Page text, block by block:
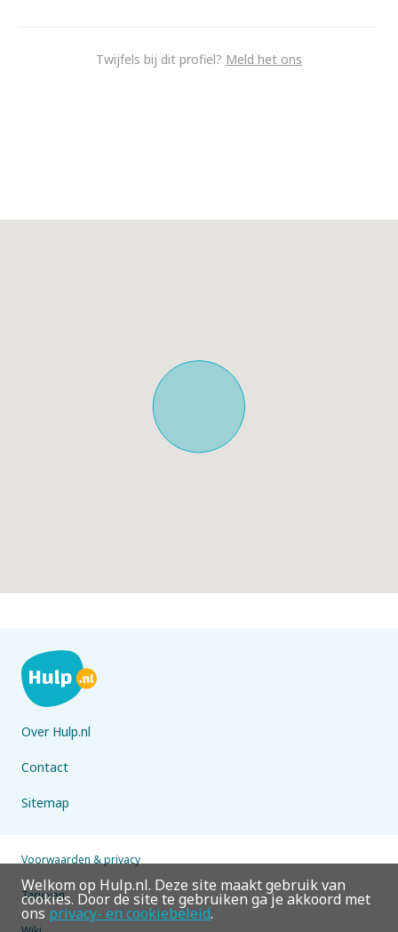
Twijfels bij dit profiel? Meld het ons
Over Hulp.nl
Contact
Sitemap
Voorwaarden & privacy
Tarieven
Welkom op Hulp.nl. Deze site maakt gebruik van
cookies. Door de site te gebruiken ga je akkoord met
ons privacy- en cookiebeleid.